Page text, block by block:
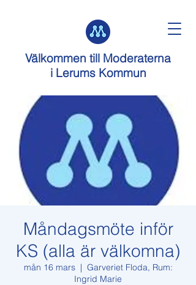
Välkommen till Moderaterna
i Lerums Kommun
Måndagsmöte inför
KS (alla är välkomna)
mån 16 mars
  |
Garveriet Floda, Rum:
Ingrid Marie